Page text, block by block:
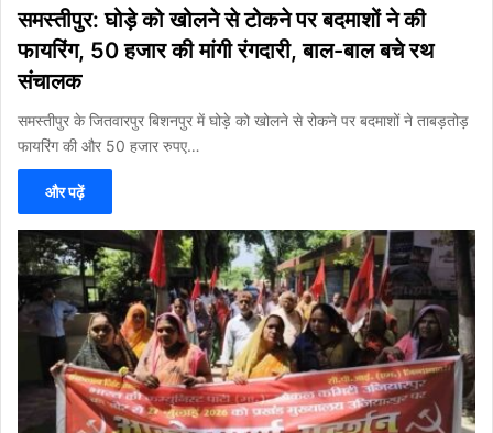
समस्तीपुर: घोड़े को खोलने से टोकने पर बदमाशों ने की
फायरिंग, 50 हजार की मांगी रंगदारी, बाल-बाल बचे रथ
संचालक
समस्तीपुर के जितवारपुर बिशनपुर में घोड़े को खोलने से रोकने पर बदमाशों ने ताबड़तोड़
फायरिंग की और 50 हजार रुपए…
और पढ़ें